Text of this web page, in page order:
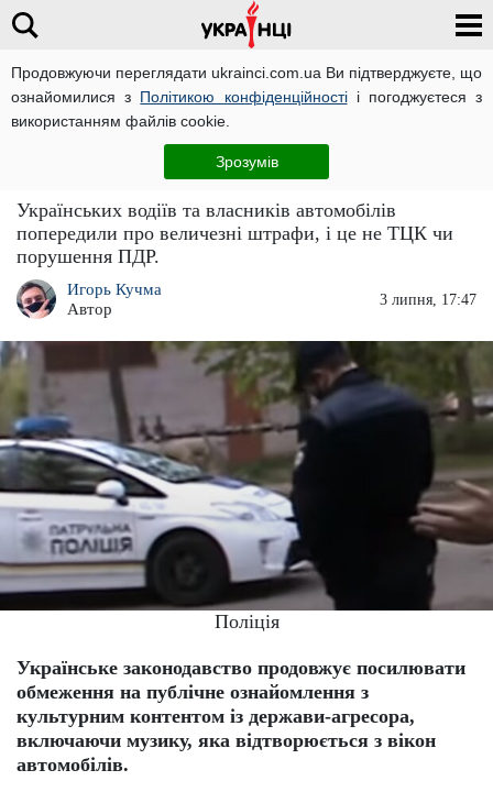
Продовжуючи переглядати ukrainci.com.ua Ви підтверджуєте, що
ознайомилися з Політикою конфіденційностіі погоджуєтеся з
використанням файлів cookie.
Зрозумів
Погляд
Кожного водія можуть оштрафувати на 25
000 гривень: автомобілісти, готуйтеся
Українських водіїв та власників автомобілів
попередили про величезні штрафи, і це не ТЦК чи
порушення ПДР.
Игорь Кучма
Автор
3 липня, 17:47
Поліція
Українське законодавство продовжує посилювати
обмеження на публічне ознайомлення з
культурним контентом із держави-агресора,
включаючи музику, яка відтворюється з вікон
автомобілів.